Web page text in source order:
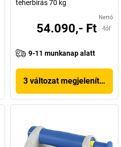
teherbírás 70 kg
Nettó
54.090,- Ft -tól
9-11 munkanap alatt
3 változat megjelenítése